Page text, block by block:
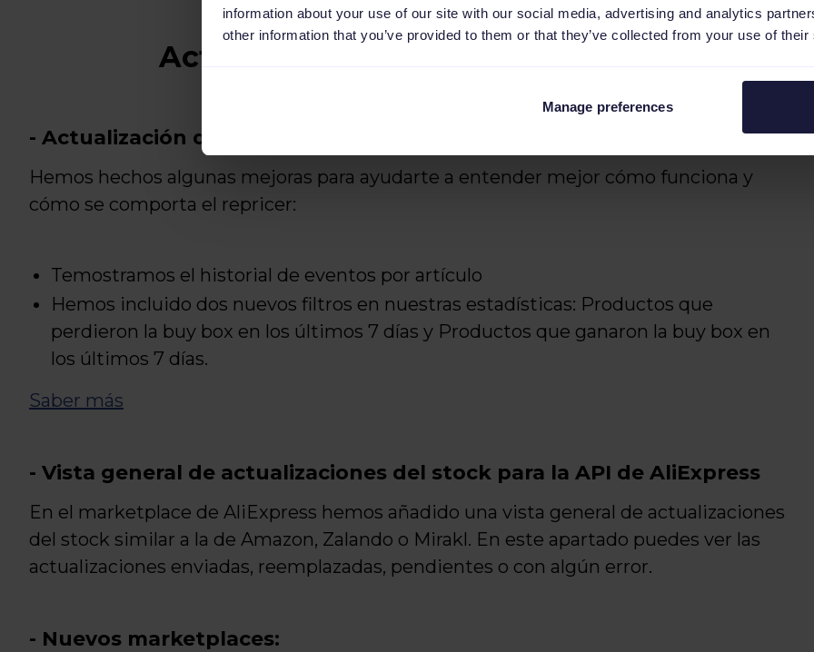
information about your use of our site with our social media, advertising and analytics
other information that you’ve provided to them or that they’ve collected from your use of
Manage preferences
Actualizaciones de marketplaces
- Actualización del repricer
Hemos hechos algunas mejoras para ayudarte a entender mejor cómo funciona y
cómo se comporta el repricer:
Temostramos el historial de eventos por artículo
Hemos incluido dos nuevos filtros en nuestras estadísticas: Productos que
perdieron la buy box en los últimos 7 días y Productos que ganaron la buy box en
los últimos 7 días.
Saber más
- Vista general de actualizaciones del stock para la API de AliExpress
En el marketplace de AliExpress hemos añadido una vista general de actualizaciones
del stock similar a la de Amazon, Zalando o Mirakl. En este apartado puedes ver las
actualizaciones enviadas, reemplazadas, pendientes o con algún error.
- Nuevos marketplaces: